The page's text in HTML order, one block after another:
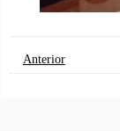
Anterior